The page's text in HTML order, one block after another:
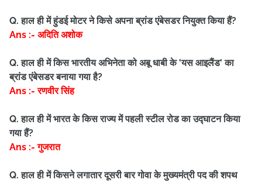
Q. हाल ही में हुंडई मोटर ने किसे अपना ब्रांड एंबेसडर नियुक्त किया हैं?
Ans :- अदिति अशोक
Q. हाल ही में किस भारतीय अभिनेता को अबू धाबी के 'यस आइलैंड' का
ब्रांड एंबेसडर बनाया गया है?
Ans :- रणवीर सिंह
Q. हाल ही में भारत के किस राज्य में पहली स्टील रोड का उद्घाटन किया
गया हैं?
Ans :- गुजरात
Q. हाल ही में किसने लगातार दूसरी बार गोवा के मुख्यमंत्री पद की शपथ